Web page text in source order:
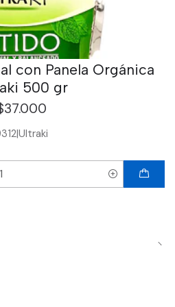
con Panela Orgánica
500 gr
|Ultraki